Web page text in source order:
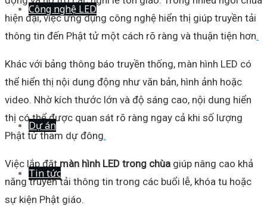
Công nghệ LED
Dự án
Tin tức
hiện đại, việc ứng dụng công nghệ hiển thị giúp truyền tải
thông tin đến Phật tử một cách rõ ràng và thuận tiện hơn.
Khác với bảng thông báo truyền thống, màn hình LED có
thể hiển thị nội dung động như văn bản, hình ảnh hoặc
video. Nhờ kích thước lớn và độ sáng cao, nội dung hiển
thị có thể được quan sát rõ ràng ngay cả khi số lượng
Phật tử tham dự đông.
Việc lắp đặt màn hình LED trong chùa giúp nâng cao khả
năng truyền tải thông tin trong các buổi lễ, khóa tu hoặc
sự kiện Phật giáo.